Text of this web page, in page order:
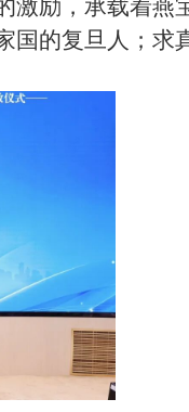
激励，承载着燕
国的复旦人；求